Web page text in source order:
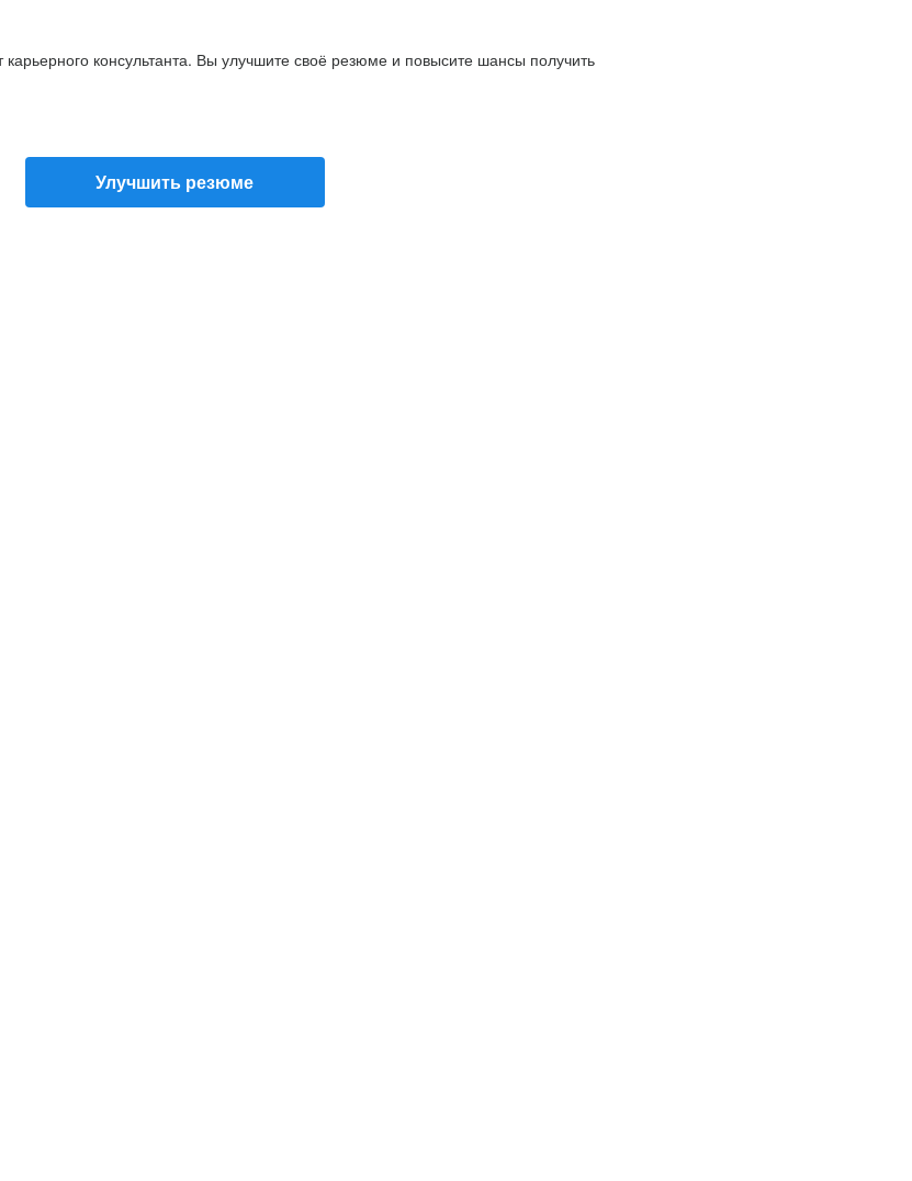
карьерного консультанта. Вы улучшите своё резюме и повысите шансы получить
Улучшить резюме